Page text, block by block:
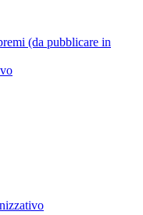
(da pubblicare in